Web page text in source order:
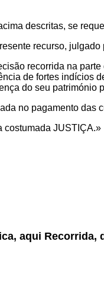
descritas, se
recurso,
recorrida na
de fortes indícios
do seu património
no pagamento das
costumada JUSTIÇA.»
aqui